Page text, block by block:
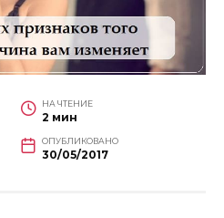
НА ЧТЕНИЕ
2 мин
ОПУБЛИКОВАНО
30/05/2017